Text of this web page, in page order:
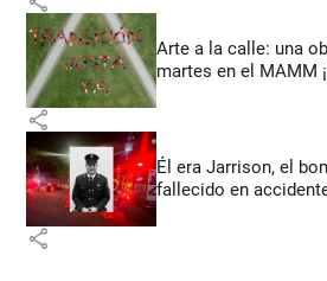
Arte a la calle: una
martes en el MAMM
share
Él era Jarrison, el
fallecido en
share